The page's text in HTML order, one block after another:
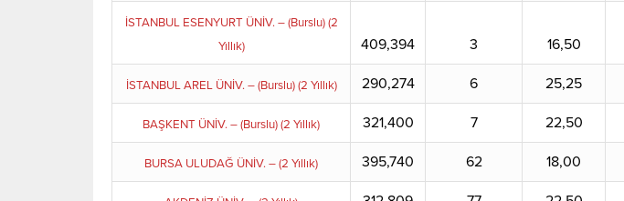
İSTANBUL ESENYURT ÜNİV. – (Burslu) (2
Yıllık)
409,394 3 16,50
İSTANBUL AREL ÜNİV. – (Burslu) (2 Yıllık) 290,274 6 25,25
BAŞKENT ÜNİV. – (Burslu) (2 Yıllık) 321,400 7 22,50
BURSA ULUDAĞ ÜNİV. – (2 Yıllık) 395,740 62 18,00